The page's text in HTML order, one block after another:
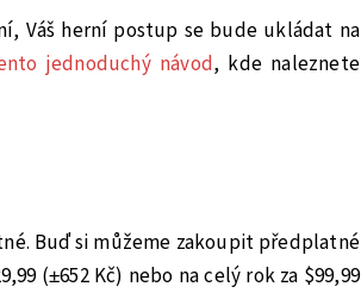
Váš herní postup se bude ukládat na
jednoduchý návod, kde naleznete
Buď si můžeme zakoupit předplatné
(±652 Kč) nebo na celý rok za $99,99